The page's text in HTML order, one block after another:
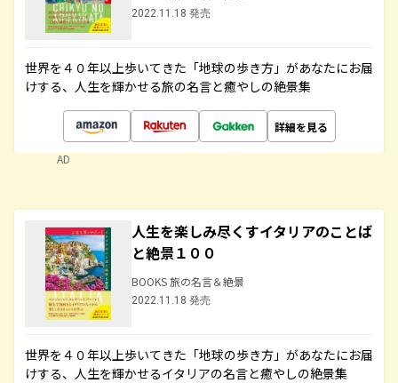
2022.11.18 発売
世界を４０年以上歩いてきた「地球の歩き方」があなたにお届
けする、人生を輝かせる旅の名言と癒やしの絶景集
詳細を見る
AD
人生を楽しみ尽くすイタリアのことば
と絶景１００
BOOKS 旅の名言＆絶景
2022.11.18 発売
世界を４０年以上歩いてきた「地球の歩き方」があなたにお届
けする、人生を輝かせるイタリアの名言と癒やしの絶景集